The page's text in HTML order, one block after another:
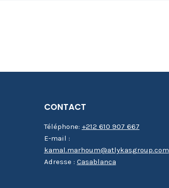
CONTACT
Téléphone: +212 610 907 667
E-mail :
kamal.marhoum@atlykasgroup.com
Adresse : Casablanca